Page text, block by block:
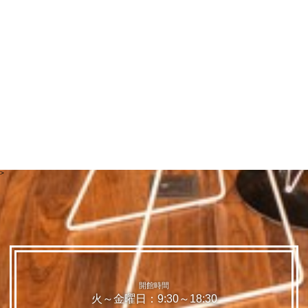
>
開館時間
火～金曜日：9:30～18:30